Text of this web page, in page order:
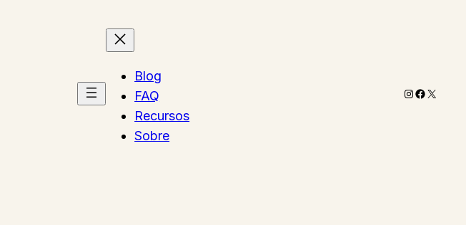
Blog
FAQ
Recursos
Sobre
Instagram
X